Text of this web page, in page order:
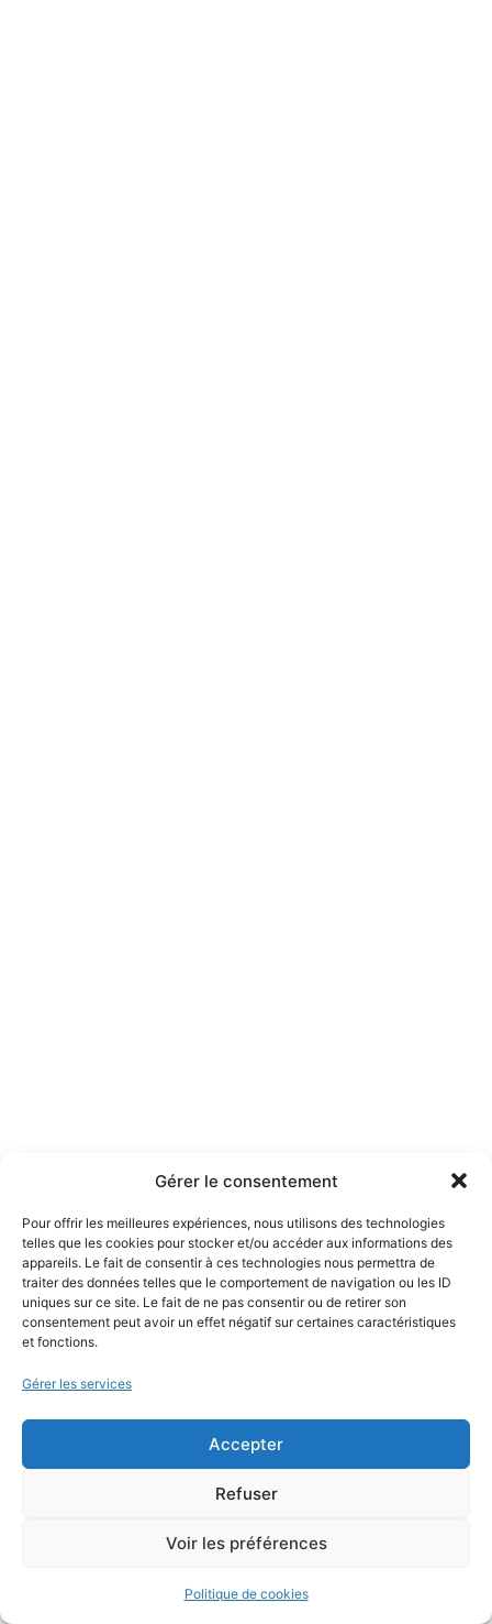
Gérer le consentement
Pour offrir les meilleures expériences, nous utilisons des technologies
telles que les cookies pour stocker et/ou accéder aux informations des
appareils. Le fait de consentir à ces technologies nous permettra de
traiter des données telles que le comportement de navigation ou les ID
uniques sur ce site. Le fait de ne pas consentir ou de retirer son
consentement peut avoir un effet négatif sur certaines caractéristiques
et fonctions.
Gérer les services
Accepter
Refuser
Voir les préférences
Politique de cookies